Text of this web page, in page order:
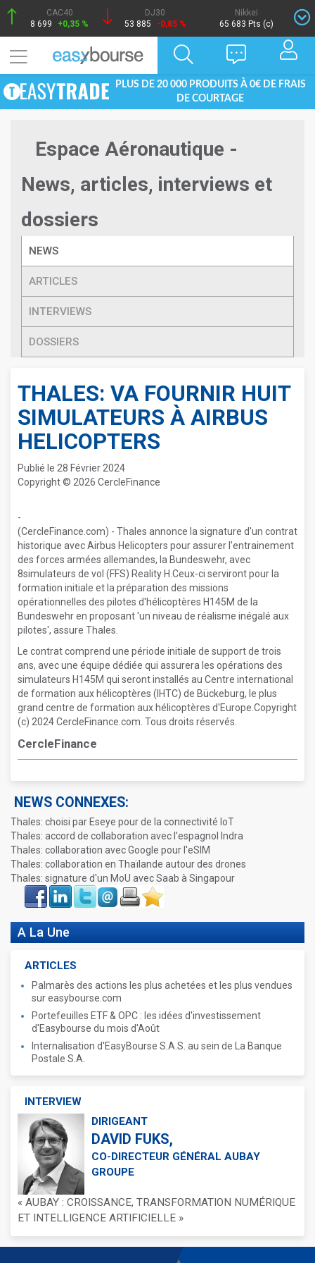
CAC40
8 699
+0,35 %
DJ30
53 885
-0,85 %
Nikkei
65 683 Pts (c)
PLUS DE 20 000 PRODUITS À 0€ DE FRAIS
DE COURTAGE
Espace Aéronautique -
News, articles, interviews et
dossiers
NEWS
ARTICLES
INTERVIEWS
DOSSIERS
THALES: VA FOURNIR HUIT
SIMULATEURS À AIRBUS
HELICOPTERS
Publié le 28 Février 2024
Copyright © 2026 CercleFinance
-
(CercleFinance.com) - Thales annonce la signature d'un contrat
historique avec Airbus Helicopters pour assurer l'entrainement
des forces armées allemandes, la Bundeswehr, avec
8simulateurs de vol (FFS) Reality H.Ceux-ci serviront pour la
formation initiale et la préparation des missions
opérationnelles des pilotes d'hélicoptères H145M de la
Bundeswehr en proposant 'un niveau de réalisme inégalé aux
pilotes', assure Thales.
Le contrat comprend une période initiale de support de trois
ans, avec une équipe dédiée qui assurera les opérations des
simulateurs H145M qui seront installés au Centre international
de formation aux hélicoptères (IHTC) de Bückeburg, le plus
grand centre de formation aux hélicoptères d'Europe.Copyright
(c) 2024 CercleFinance.com. Tous droits réservés.
CercleFinance
NEWS CONNEXES:
Thales: choisi par Eseye pour de la connectivité IoT
Thales: accord de collaboration avec l'espagnol Indra
Thales: collaboration avec Google pour l'eSIM
Thales: collaboration en Thaïlande autour des drones
Thales: signature d'un MoU avec Saab à Singapour
Face
book
LinkIn Twitter Envoyer ImprimerFavoris
A La Une
ARTICLES
Palmarès des actions les plus achetées et les plus vendues
sur easybourse.com
Portefeuilles ETF & OPC : les idées d'investissement
d'Easybourse du mois d'Août
Internalisation d'EasyBourse S.A.S. au sein de La Banque
Postale S.A.
INTERVIEW
DIRIGEANT
DAVID FUKS,
CO-DIRECTEUR GÉNÉRAL AUBAY
GROUPE
« AUBAY : CROISSANCE, TRANSFORMATION NUMÉRIQUE
ET INTELLIGENCE ARTIFICIELLE »